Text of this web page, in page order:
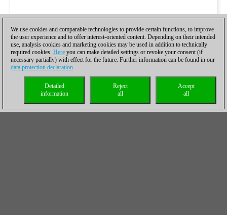
We use cookies and comparable technologies to provide certain functions, to improve
the user experience and to offer interest-oriented content. Depending on their intended
use, analysis cookies and marketing cookies may be used in addition to technically
required cookies. Here you can make detailed settings or revoke your consent (if
necessary partially) with effect for the future. Further information can be found in our
data protection declaration.
Accept
all
Reject
all
Detailed
information